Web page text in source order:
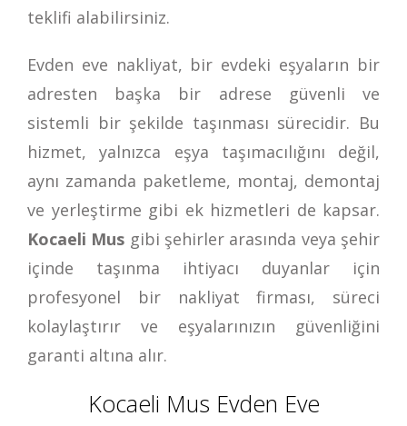
teklifi alabilirsiniz.
Evden eve nakliyat, bir evdeki eşyaların bir
adresten başka bir adrese güvenli ve
sistemli bir şekilde taşınması sürecidir. Bu
hizmet, yalnızca eşya taşımacılığını değil,
aynı zamanda paketleme, montaj, demontaj
ve yerleştirme gibi ek hizmetleri de kapsar.
Kocaeli Mus gibi şehirler arasında veya şehir
içinde taşınma ihtiyacı duyanlar için
profesyonel bir nakliyat firması, süreci
kolaylaştırır ve eşyalarınızın güvenliğini
garanti altına alır.
Kocaeli Mus Evden Eve